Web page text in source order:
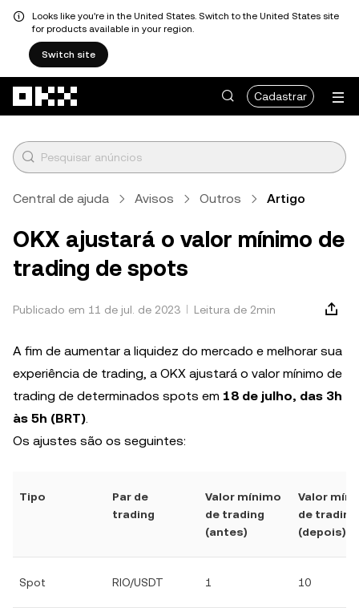
Looks like you're in the United States. Switch to the United States site
for products available in your region.
Switch site
Cadastrar
Central de ajuda Avisos Outros Artigo
OKX ajustará o valor mínimo de
trading de spots
Publicado em 11 de jul. de 2023 Leitura de 2min
A fim de aumentar a liquidez do mercado e melhorar sua
experiência de trading, a OKX ajustará o valor mínimo de
trading de determinados spots em 18 de julho, das 3h
às 5h (BRT).
Os ajustes são os seguintes:
Tipo
Par de
trading
Valor mínimo
de trading
(antes)
Valor
de trading
(depois)
Spot RIO/USDT 1 10